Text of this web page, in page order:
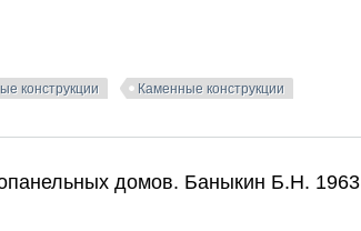
конструкции Каменные конструкции
домов. Баныкин Б.Н. 1963